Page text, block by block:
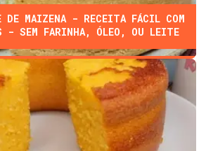
DE MAIZENA - RECEITA FÁCIL COM
- SEM FARINHA, ÓLEO, OU LEITE